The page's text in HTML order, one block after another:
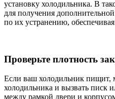
установку холодильника. В
для получения
по их устранению,
Проверьте плотность
Если ваш холодильник пищит,
холодильника и вызвать писк
между рамкой двери и